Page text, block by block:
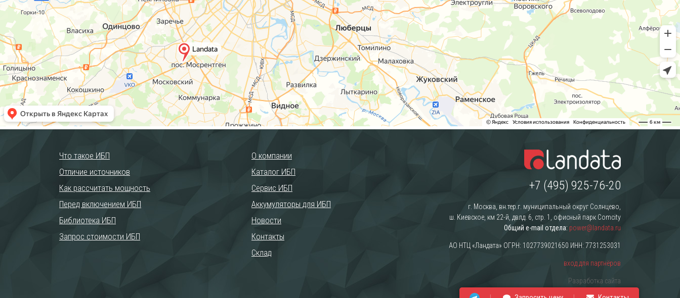
Что такое ИБП
Отличие источников
Как рассчитать мощность
Перед включением ИБП
Библиотека ИБП
Запрос стоимости ИБП
О компании
Каталог ИБП
Сервис ИБП
Аккумуляторы для ИБП
Новости
Контакты
Склад
+7 (495) 925-76-20
г. Москва, вн.тер.г. муниципальный округ Солнцево,
ш. Киевское, км 22-й, двлд. 6, стр. 1, офисный парк Comcity
Общий e-mail отдела: power@landata.ru
АО НТЦ «Ландата» ОГРН: 1027739021650 ИНН: 7731253031
вход для партнёров
Разработка сайта